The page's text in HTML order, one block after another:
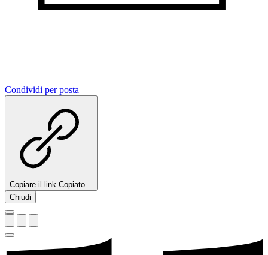
Condividi per posta
Copiare il link Copiato…
Chiudi